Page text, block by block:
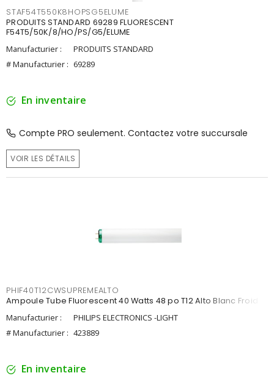
STAF54T550K8HOPSG5ELUME
PRODUITS STANDARD 69289 FLUORESCENT
F54T5/50K/8/HO/PS/G5/ELUME
Manufacturier :
PRODUITS STANDARD
# Manufacturier : 69289
En inventaire
Compte PRO seulement. Contactez votre succursale
VOIR LES DÉTAILS
PHIF40T12CWSUPREMEALTO
Ampoule Tube Fluorescent 40 Watts 48 po T12 Alto Blanc Froid
Manufacturier :
PHILIPS ELECTRONICS -LIGHT
# Manufacturier : 423889
En inventaire